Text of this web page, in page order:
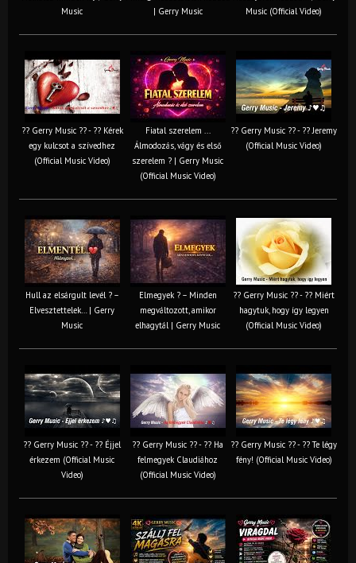
Music
| Gerry Music
Music (Official Video)
?? Gerry Music ?? - ?? Kérek
egy kulcsot a szívedhez
(Official Music Video)
Fiatal szerelem ...
Álmodozás, vágy és első
szerelem ? | Gerry Music
(Official Music Video)
?? Gerry Music ?? - ?? Jeremy
(Official Music Video)
Hull az elsárgult levél ? –
Elvesztettelek… | Gerry
Music
Elmegyek ? – Minden
megváltozott, amikor
elhagytál | Gerry Music
?? Gerry Music ?? - ?? Miért
hagytuk, hogy így legyen
(Official Music Video)
?? Gerry Music ?? - ?? Éjjel
érkezem (Official Music
Video)
?? Gerry Music ?? - ?? Ha
felmegyek Claudiához
(Official Music Video)
?? Gerry Music ?? - ?? Te légy
fény! (Official Music Video)